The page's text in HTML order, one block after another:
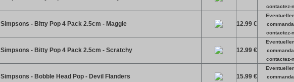
contactez-
Simpsons - Bitty Pop 4 Pack 2.5cm - Maggie 12.99 €
contactez-
Simpsons - Bitty Pop 4 Pack 2.5cm - Scratchy 12.99 €
contactez-
Simpsons - Bobble Head Pop - Devil Flanders 15.99 €